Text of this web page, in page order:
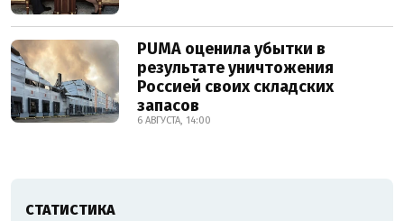
PUMA оценила убытки в
результате уничтожения
Россией своих складских
запасов
6 АВГУСТА, 14:00
СТАТИСТИКА